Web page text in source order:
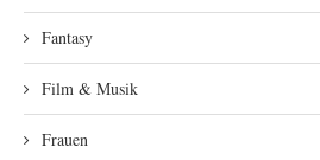
Fantasy
Film & Musik
Frauen